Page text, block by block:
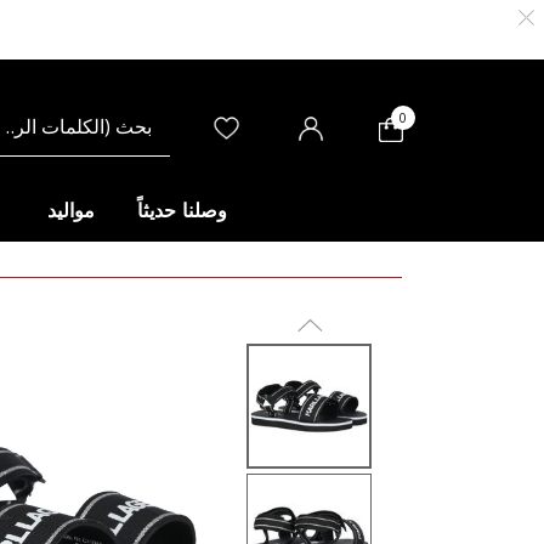
0
وصلنا حديثاً مواليد